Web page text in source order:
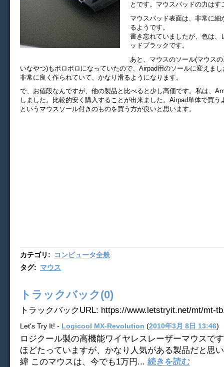
とです。マウスパッドの力はす
マウスパッド表面は、非常に細
るようです。
書き忘れていましたが、色は、
ッドブラックです。
あと、マウスのソール(マウス
いなやつ)もボロボロになっていたので、Airpad用のソールに変えま
非常に良く作られていて、かなり滑るようになります。
で、お値段なんですが、他の製品と比べると少し高価です。私は、
しました。比較的安く購入することが出来ました。Airpad単体で買う
というマウスソール付きのものを買う方が良いと思います。
カテゴリ :
コンピュータ全般
タグ: マウス
トラックバック(0)
トラックバックURL: https://www.letstryit.net/mt/mt-
Let's Try It! - Logicool MX-Revolution (2010年3月 8日 13:46)
ロジクール製の高機能ワイヤレスレーザーマウスで
ほどたっていますが、かなり人気がある製品だと思
緯 このマウスは、今でも1万円... 続きを読む